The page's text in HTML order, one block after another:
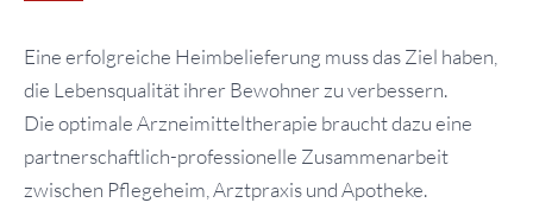
Eine erfolgreiche Heimbelieferung muss das Ziel haben,
die Lebensqualität ihrer Bewohner zu verbessern.
Die optimale Arzneimitteltherapie braucht dazu eine
partnerschaftlich-professionelle Zusammenarbeit
zwischen Pflegeheim, Arztpraxis und Apotheke.